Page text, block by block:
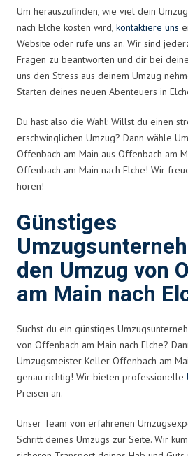
Um herauszufinden, wie viel dein
nach Elche kosten wird, kontaktiere uns
Website oder rufe uns an. Wir sind
Fragen zu beantworten und dir bei
uns den Stress aus deinem Umzug
Starten deines neuen Abenteuers in
Du hast also die Wahl: Willst du einen
erschwinglichen Umzug? Dann wähle
Offenbach am Main aus Offenbach am
Offenbach am Main nach Elche! Wir
hören!
Günstiges
den Umzug von
am Main nach
Suchst du ein günstiges
von Offenbach am Main nach Elche?
Umzugsmeister Keller Offenbach am
genau richtig! Wir bieten professionelle
Preisen an.
Unser Team von erfahrenen
Schritt deines Umzugs zur Seite. Wir